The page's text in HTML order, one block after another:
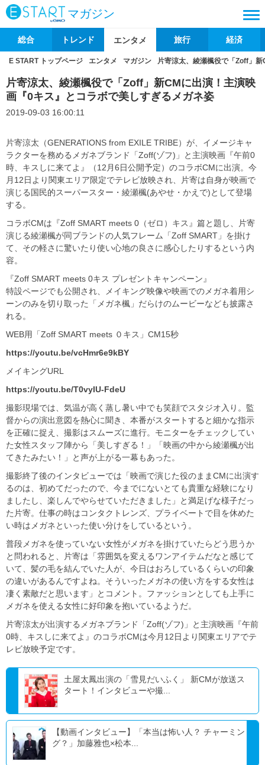
マガジン
総合 トレンド エンタメ 旅行 経済
E START トップページ エンタメ マガジン 片寄涼太、綾瀬楓役で「Zoff」
片寄涼太、綾瀬楓役で「Zoff」新CMに出演！主演映
画『0キス』とコラボで美しすぎるメガネ姿
2019-09-03 16:00:11
片寄涼太（GENERATIONS from EXILE TRIBE）が、イメージキャ
ラクターを務めるメガネブランド「Zoff(ゾフ)」と主演映画『午前0
時、キスしに来てよ』（12月6日公開予定）のコラボCMに出演。今
月12日より関東エリア限定でテレビ放映され、片寄は自身が映画で
演じる国民的スーパースター・綾瀬楓(あやせ・かえで)として登場
する。
コラボCMは『Zoff SMART meets 0（ゼロ）キス』篇と題し、片寄
演じる綾瀬楓が同ブランドの人気フレーム「Zoff SMART」を掛け
て、その軽さに驚いたり使い心地の良さに感心したりするという内
容。
『Zoff SMART meets 0キス プレゼントキャンペーン』
特設ページでも公開され、メイキング映像や映画でのメガネ着用シ
ーンのみを切り取った「メガネ楓」だらけのムービーなども披露さ
れる。
WEB用「Zoff SMART meets ０キス」CM15秒
https://youtu.be/vcHmr6e9kBY
メイキングURL
https://youtu.be/T0vyIU-FdeU
撮影現場では、気温が高く蒸し暑い中でも笑顔でスタジオ入り。監
督からの演出意図を熱心に聞き、本番がスタートすると細かな指示
を正確に捉え、撮影はスムーズに進行。モニターをチェックしてい
た女性スタッフ陣から「美しすぎる！」「映画の中から綾瀬楓が出
てきたみたい！」と声が上がる一幕もあった。
撮影終了後のインタビューでは「映画で演じた役のままCMに出演す
るのは、初めてだったので、今までにないとても貴重な経験になり
ましたし、楽しんでやらせていただきました」と満足げな様子だっ
た片寄。仕事の時はコンタクトレンズ、プライベートで目を休めた
い時はメガネといった使い分けをしているという。
普段メガネを使っていない女性がメガネを掛けていたらどう思うか
と問われると、片寄は「雰囲気を変えるワンアイテムだなと感じて
いて、髪の毛を結んでいた人が、今日はおろしているくらいの印象
の違いがあるんですよね。そういったメガネの使い方をする女性は
凄く素敵だと思います」とコメント。ファッションとしても上手に
メガネを使える女性に好印象を抱いているようだ。
片寄涼太が出演するメガネブランド「Zoff(ゾフ)」と主演映画『午前
0時、キスしに来てよ』のコラボCMは今月12日より関東エリアでテ
レビ放映予定です。
土屋太鳳出演の「雪見だいふく」 新CMが放送ス
タート！インタビューや撮...
【動画インタビュー】「本当は怖い人？ チャーミン
グ？」加藤雅也×松本...